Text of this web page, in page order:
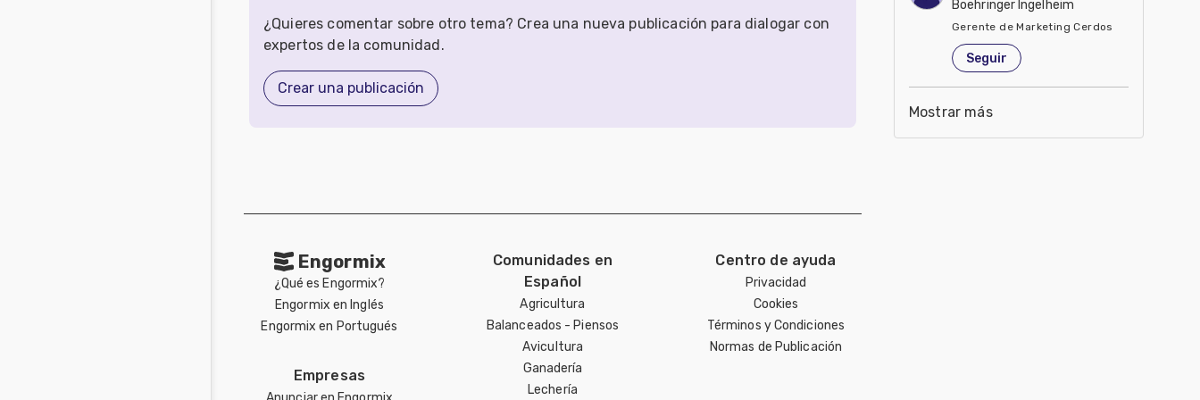
¿Quieres comentar sobre otro tema? Crea una nueva publicación para dialogar con
expertos de la comunidad.
Crear una publicación
Engormix
¿Qué es Engormix?
Engormix en Inglés
Engormix en Portugués
Empresas
Comunidades en
Español
Agricultura
Balanceados - Piensos
Avicultura
Ganadería
Lechería
Centro de ayuda
Privacidad
Cookies
Términos y Condiciones
Normas de Publicación
Boehringer Ingelheim
Gerente de Marketing Cerdos
Estados Unidos de América
Seguir
Mostrar más